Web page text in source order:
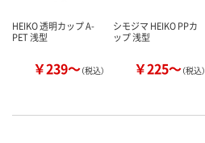
HEIKO 透明カップ A-
PET 浅型
￥239～（税込）
シモジマ HEIKO PPカ
ップ 浅型
￥225～（税込）